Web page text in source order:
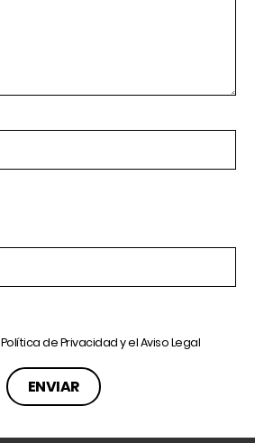
Política de Privacidady elAviso Legal